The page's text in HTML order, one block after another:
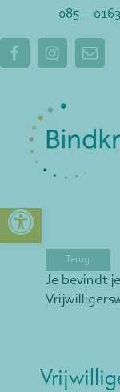
Toolbar openen
inhoud
085 –
FacebookInstagram
E-
Je bevindt